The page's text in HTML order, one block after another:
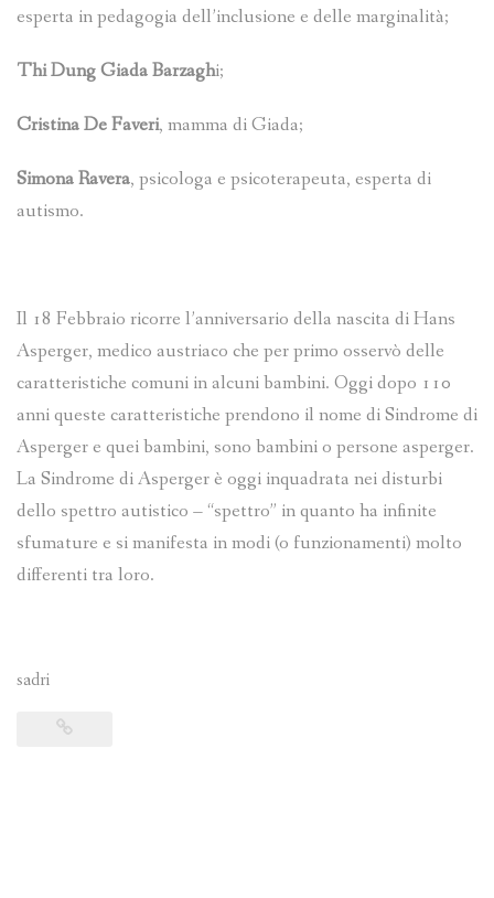
esperta in pedagogia dell’inclusione e delle marginalità;
Thi Dung Giada Barzaghi;
Cristina De Faveri, mamma di Giada;
Simona Ravera, psicologa e psicoterapeuta, esperta di
autismo.
Il 18 Febbraio ricorre l’anniversario della nascita di Hans
Asperger, medico austriaco che per primo osservò delle
caratteristiche comuni in alcuni bambini. Oggi dopo 110
anni queste caratteristiche prendono il nome di Sindrome di
Asperger e quei bambini, sono bambini o persone asperger.
La Sindrome di Asperger è oggi inquadrata nei disturbi
dello spettro autistico – “spettro” in quanto ha infinite
sfumature e si manifesta in modi (o funzionamenti) molto
differenti tra loro.
sadri